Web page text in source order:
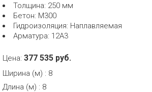
Толщина: 250 мм
Бетон: М300
Гидроизоляция: Наплавляемая
Арматура: 12А3
Цена: 377 535 руб.
Ширина (м) : 8
Длина (м) : 8